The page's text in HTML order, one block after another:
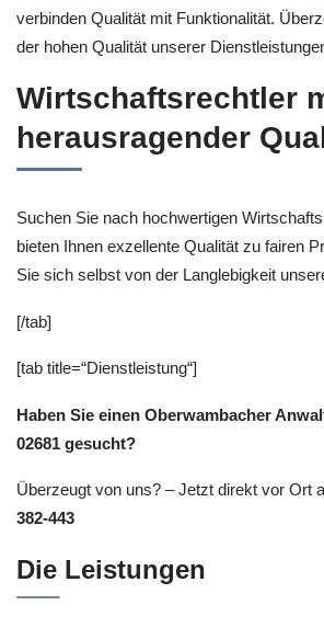
verbinden Qualität mit Funktionalität.
der hohen Qualität unserer
Wirtschaftsrechtler
herausragender
Suchen Sie nach hochwertigen
bieten Ihnen exzellente Qualität zu fairen
Sie sich selbst von der Langlebigkeit
[/tab]
[tab title=“Dienstleistung“]
Haben Sie einen Oberwambacher
02681 gesucht?
Überzeugt von uns? – Jetzt direkt vor Ort
382-443
Die Leistungen